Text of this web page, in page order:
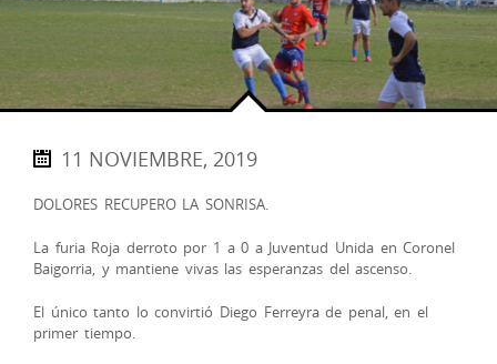
11 NOVIEMBRE, 2019
DOLORES RECUPERO LA SONRISA.
La furia Roja derroto por 1 a 0 a Juventud Unida en Coronel
Baigorria, y mantiene vivas las esperanzas del ascenso.
El único tanto lo convirtió Diego Ferreyra de penal, en el
primer tiempo.